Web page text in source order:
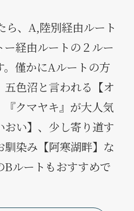
ら、A,陸別経由ルート
ー経由ルートの２ルー
。僅かにAルートの方
五色沼と言われる【オ
『クマヤキ』が大人気
おい】、少し寄り道す
馴染み【阿寒湖畔】な
Bルートもおすすめで